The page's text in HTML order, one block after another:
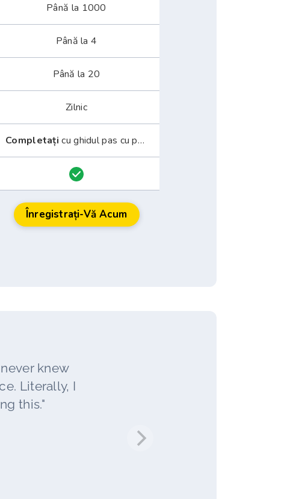
Până la 1000
Până la 4
Până la 20
Zilnic
Completațicu ghidul pas cu pas
Înregistrați-Vă Acum
knew
Literally, I
this."